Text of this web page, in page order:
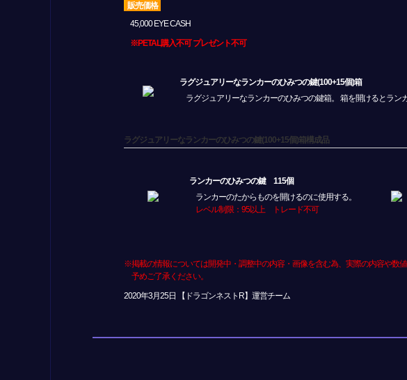
販売価格
45,000 EYE CASH
※PETAL購入不可 プレゼント不可
ラグジュアリーなランカーのひみつの鍵(100+15個)箱
ラグジュアリーなランカーのひみつの鍵箱。 箱を開けるとラン
ラグジュアリーなランカーのひみつの鍵(100+15個)箱構成品
ランカーのひみつの鍵 115個
ランカーのたからものを開けるのに使用する。
レベル制限：95以上 トレード不可
※掲載の情報については開発中・調整中の内容・画像を含む為、実際の内容や数
予めご了承ください。
2020年3月25日 【ドラゴンネストR】運営チーム